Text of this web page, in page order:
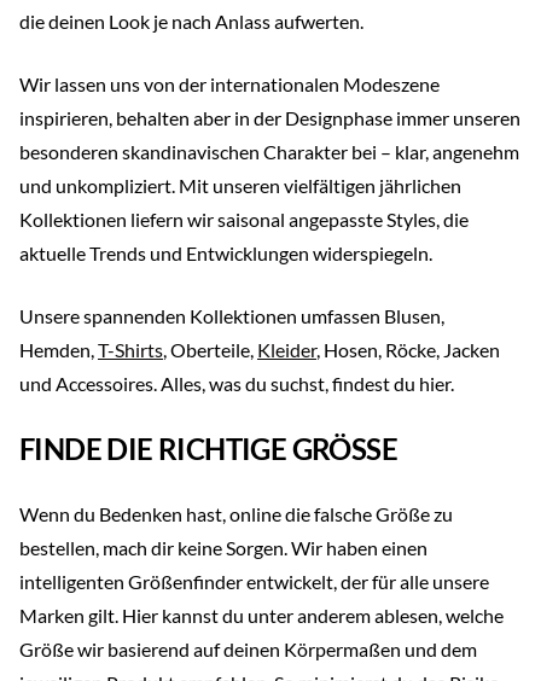
die deinen Look je nach Anlass aufwerten.
Wir lassen uns von der internationalen Modeszene
inspirieren, behalten aber in der Designphase immer unseren
besonderen skandinavischen Charakter bei – klar, angenehm
und unkompliziert. Mit unseren vielfältigen jährlichen
Kollektionen liefern wir saisonal angepasste Styles, die
aktuelle Trends und Entwicklungen widerspiegeln.
Unsere spannenden Kollektionen umfassen Blusen,
Hemden,T-Shirts, Oberteile, Kleider, Hosen, Röcke, Jacken
und Accessoires. Alles, was du suchst, findest du hier.
FINDE DIE RICHTIGE GRÖSSE
Wenn du Bedenken hast, online die falsche Größe zu
bestellen, mach dir keine Sorgen. Wir haben einen
intelligenten Größenfinder entwickelt, der für alle unsere
Marken gilt. Hier kannst du unter anderem ablesen, welche
Größe wir basierend auf deinen Körpermaßen und dem